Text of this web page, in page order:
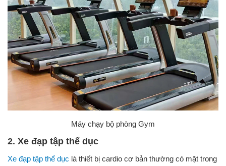
Máy chạy bộ phòng Gym
2. Xe đạp tập thể dục
Xe đạp tập thể dục là thiết bị cardio cơ bản thường có mặt trong